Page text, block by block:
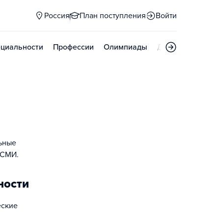
Россия План поступления Войти
Профессии Олимпиады Дни открытых
СМИ.